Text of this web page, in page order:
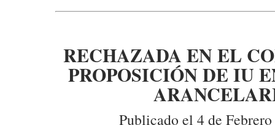
RECHAZADA EN EL
PROPOSICIÓN DE IU
Publicado el 4 de